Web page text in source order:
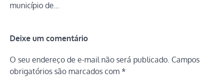
município de…
Deixe um comentário
O seu endereço de e-mail não será publicado. Campos
obrigatórios são marcados com *